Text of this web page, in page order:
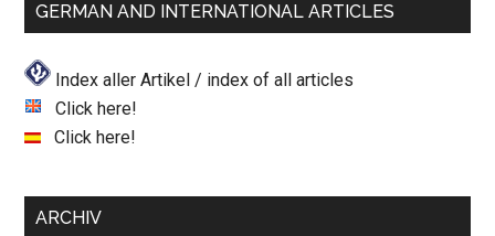
GERMAN AND INTERNATIONAL ARTICLES
Index aller Artikel / index of all articles
Click here!
Click here!
ARCHIV